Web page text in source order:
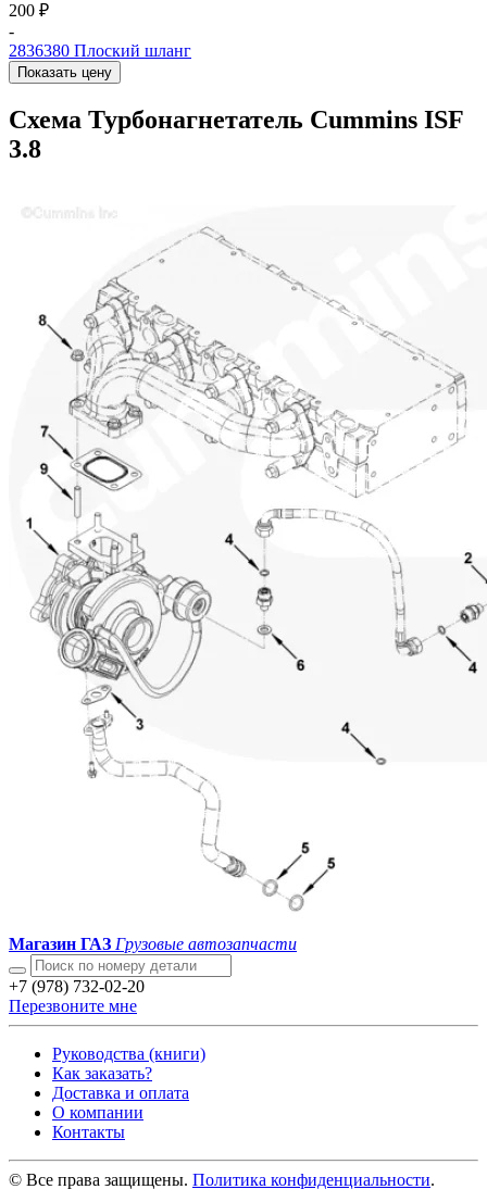
200 ₽
-
2836380 Плоский шланг
Показать цену
Схема Турбонагнетатель Cummins ISF
3.8
Магазин ГАЗ Грузовые автозапчасти
+7 (978) 732-02-20
Перезвоните мне
Руководства (книги)
Как заказать?
Доставка и оплата
О компании
Контакты
© Все права защищены. Политика конфиденциальности.